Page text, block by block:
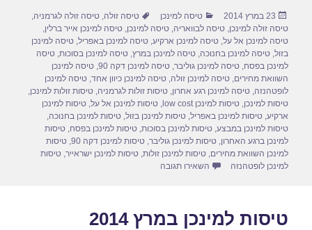
e
b
o
o
k
o
d
o
n
e
פורסם
בתאריך
23 במרץ 2014 קטגוריות
טיסה למינכן תגיות
טיסה זולה,טיסה זולה לגרמניה,
טיסה זולה למינכן,טיסה לבוואריה,טיסה למינכן,טיסה למינכן אייר ברלין,
טיסה למינכן אל על,טיסה למינכן ארקיע,טיסה למינכן באפריל,טיסה למינכן
בזול,טיסה למינכן בחנוכה,טיסה למינכן במרץ,טיסה למינכן בסוכות,טיסה
למינכן בפסח,טיסה למינכן גוליבר,טיסה למינכן דקה 90 ,טיסה למינכן
השוואת מחירים,טיסה למינכן זולה,טיסה למינכן כיוון אחד,טיסה למינכן
לופטהנזה,טיסה למינכן רגע אחרון,טיסות זולות לגרמניה,טיסות זולות למינכן,
טיסות למינכן,טיסות למינכן low cost ,טיסות למינכן אל על,טיסות למינכן
ארקיע,טיסות למינכן באפריל,טיסות למינכן בזול,טיסות למינכן בחנוכה,
טיסות למינכן במבצע,טיסות למינכן בסוכות,טיסות למינכן בפסח,טיסות
למינכן ברגע האחרון,טיסות למינכן גוליבר,טיסות למינכן דקה 90 ,טיסות
למינכן השוואת מחירים,טיסות למינכן זולות,טיסות למינכן ישראייר,טיסות
למינכן לופטהנזה
השאירו תגובה
טיסות למינכן במרץ 2014